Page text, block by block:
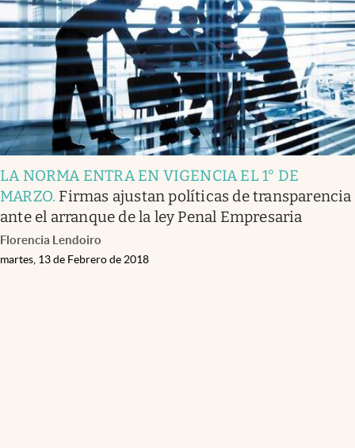
LA NORMA ENTRA EN VIGENCIA EL 1° DE
MARZO. Firmas ajustan políticas de transparencia
ante el arranque de la ley Penal Empresaria
Florencia Lendoiro
martes, 13 de Febrero de 2018